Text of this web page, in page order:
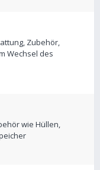
Zubehör,
Wechsel des
wie Hüllen,